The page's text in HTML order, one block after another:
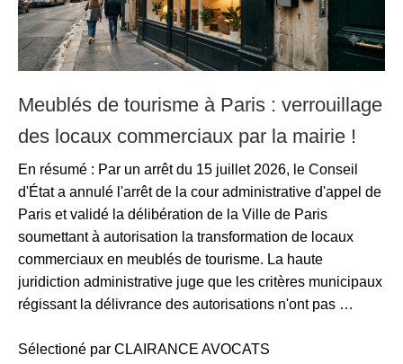
Meublés de tourisme à Paris : verrouillage
des locaux commerciaux par la mairie !
En résumé : Par un arrêt du 15 juillet 2026, le Conseil
d'État a annulé l'arrêt de la cour administrative d'appel de
Paris et validé la délibération de la Ville de Paris
soumettant à autorisation la transformation de locaux
commerciaux en meublés de tourisme. La haute
juridiction administrative juge que les critères municipaux
régissant la délivrance des autorisations n'ont pas …
Sélectioné par CLAIRANCE AVOCATS